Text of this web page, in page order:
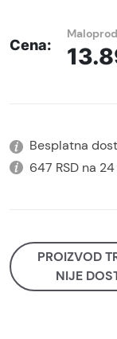
Cena:
Besplatna
647 RSD na
PROIZVOD
NIJE